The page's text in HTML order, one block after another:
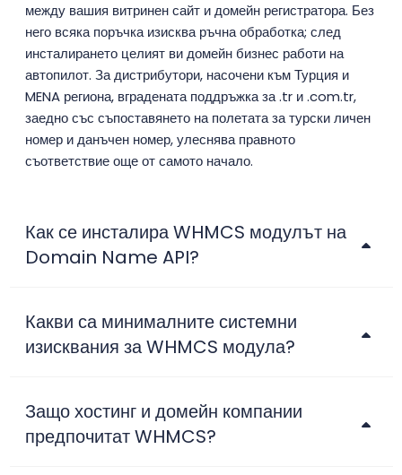
между вашия витринен сайт и домейн регистратора. Без
него всяка поръчка изисква ръчна обработка; след
инсталирането целият ви домейн бизнес работи на
автопилот. За дистрибутори, насочени към Турция и
MENA региона, вградената поддръжка за .tr и .com.tr,
заедно със съпоставянето на полетата за турски личен
номер и данъчен номер, улеснява правното
съответствие още от самото начало.
Как се инсталира WHMCS модулът на
Domain Name API?
Какви са минималните системни
изисквания за WHMCS модула?
Защо хостинг и домейн компании
предпочитат WHMCS?